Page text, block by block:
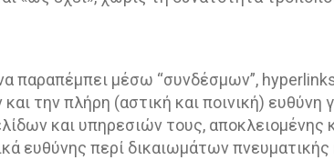
παραπέμπει μέσω “συνδέσμων”,
την πλήρη (αστική και ποινική) ευθύνη
και υπηρεσιών τους, αποκλειομένης
ευθύνης περί δικαιωμάτων πνευματικής